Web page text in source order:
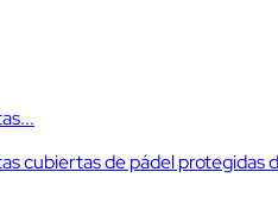
cubiertas de pádel protegidas